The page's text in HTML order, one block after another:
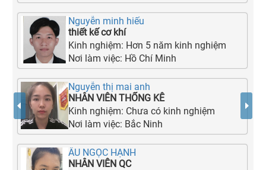
Nguyễn minh hiếu
thiết kế cơ khí
Kinh nghiệm: Hơn 5 năm kinh nghiệm
Nơi làm việc: Hồ Chí Minh
Nguyễn thị mai anh
NHÂN VIÊN THỐNG KÊ
Kinh nghiệm: Chưa có kinh nghiệm
Nơi làm việc: Bắc Ninh
ÂU NGỌC HẠNH
NHÂN VIÊN QC